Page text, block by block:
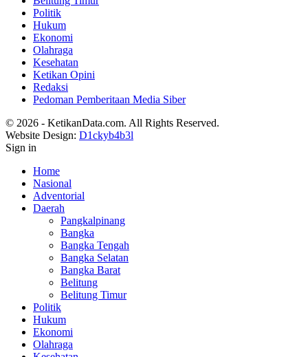
Politik
Hukum
Ekonomi
Olahraga
Kesehatan
Ketikan Opini
Redaksi
Pedoman Pemberitaan Media Siber
© 2026 - KetikanData.com. All Rights Reserved.
Website Design: D1ckyb4b3l
Sign in
Home
Nasional
Adventorial
Daerah
Pangkalpinang
Bangka
Bangka Tengah
Bangka Selatan
Bangka Barat
Belitung
Belitung Timur
Politik
Hukum
Ekonomi
Olahraga